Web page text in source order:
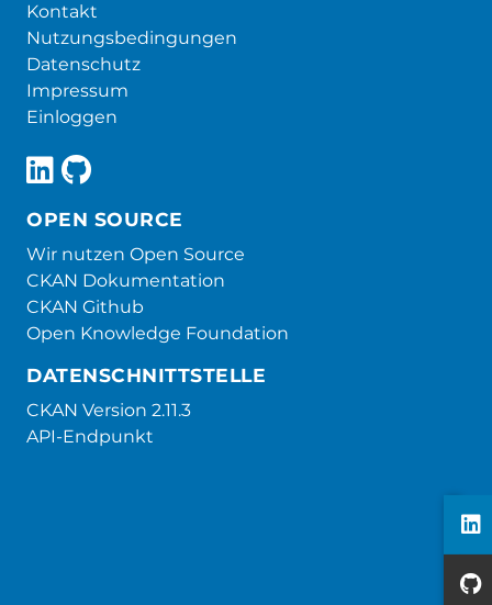
Kontakt
Nutzungsbedingungen
Datenschutz
Impressum
Einloggen
OPEN SOURCE
Wir nutzen Open Source
CKAN Dokumentation
CKAN Github
Open Knowledge Foundation
DATENSCHNITTSTELLE
CKAN Version 2.11.3
API-Endpunkt